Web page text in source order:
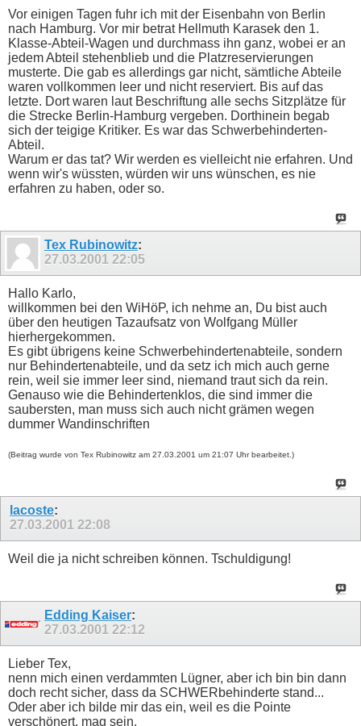
Vor einigen Tagen fuhr ich mit der Eisenbahn von Berlin
nach Hamburg. Vor mir betrat Hellmuth Karasek den 1.
Klasse-Abteil-Wagen und durchmass ihn ganz, wobei er an
jedem Abteil stehenblieb und die Platzreservierungen
musterte. Die gab es allerdings gar nicht, sämtliche Abteile
waren vollkommen leer und nicht reserviert. Bis auf das
letzte. Dort waren laut Beschriftung alle sechs Sitzplätze für
die Strecke Berlin-Hamburg vergeben. Dorthinein begab
sich der teigige Kritiker. Es war das Schwerbehinderten-
Abteil.
Warum er das tat? Wir werden es vielleicht nie erfahren. Und
wenn wir's wüssten, würden wir uns wünschen, es nie
erfahren zu haben, oder so.
Tex Rubinowitz:
27.03.2001 22:05
Hallo Karlo,
willkommen bei den WiHöP, ich nehme an, Du bist auch
über den heutigen Tazaufsatz von Wolfgang Müller
hierhergekommen.
Es gibt übrigens keine Schwerbehindertenabteile, sondern
nur Behindertenabteile, und da setz ich mich auch gerne
rein, weil sie immer leer sind, niemand traut sich da rein.
Genauso wie die Behindertenklos, die sind immer die
saubersten, man muss sich auch nicht grämen wegen
dummer Wandinschriften
(Beitrag wurde von Tex Rubinowitz am 27.03.2001 um 21:07 Uhr bearbeitet.)
lacoste:
27.03.2001 22:08
Weil die ja nicht schreiben können. Tschuldigung!
Edding Kaiser:
27.03.2001 22:12
Lieber Tex,
nenn mich einen verdammten Lügner, aber ich bin bin dann
doch recht sicher, dass da SCHWERbehinderte stand...
Oder aber ich bilde mir das ein, weil es die Pointe
verschönert, mag sein.